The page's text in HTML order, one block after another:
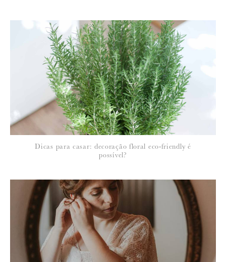
Para saber como tratamos e protegemos os seus dados, leia a nossa
política de privacidade
Dicas para casar: decoração floral eco-friendly é
possível?